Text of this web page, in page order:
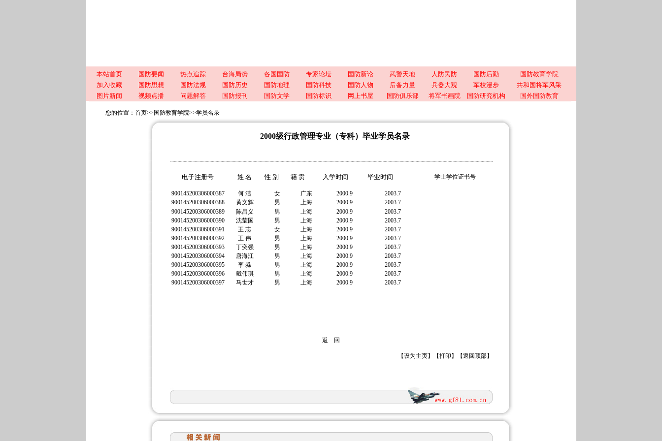
本站首页 国防要闻 热点追踪 台海局势 各国国防 专家论坛 国防新论 武警天地 人防民防 国防后勤
国防教育学院
加入收藏
国防思想 国防法规 国防历史 国防地理 国防科技 国防人物 后备力量 兵器大观 军校漫步
共和国将军风采
图片新闻
视频点播 问题解答 国防报刊 国防文学 国防标识 网上书屋 国防俱乐部 将军书画院 国防研究机构 国外国防教育
您的位置： 首页>> 国防教育学院>>学员名录
2000级行政管理专业（专科）毕业学员名录
电子注册号 姓 名 性 别 籍 贯 入学时间 毕业时间 学士学位证书号
900145200306000387 何 洁 女 广东 2000.9
2003.7
900145200306000388
黄文辉 男 上海 2000.9
2003.7
900145200306000389
陈昌义 男 上海 2000.9
2003.7
900145200306000390
沈莹国 男 上海 2000.9
2003.7
900145200306000391
王 志 女 上海 2000.9
2003.7
900145200306000392
王 伟 男 上海 2000.9
2003.7
900145200306000393
丁奕强 男 上海 2000.9
2003.7
900145200306000394
唐海江 男 上海 2000.9
2003.7
900145200306000395
李 淼 男 上海 2000.9
2003.7
900145200306000396
戴伟琪 男 上海 2000.9
2003.7
900145200306000397
马世才 男 上海 2000.9 2003.7
返 回
【设为主页】【打印 】【返回顶部】